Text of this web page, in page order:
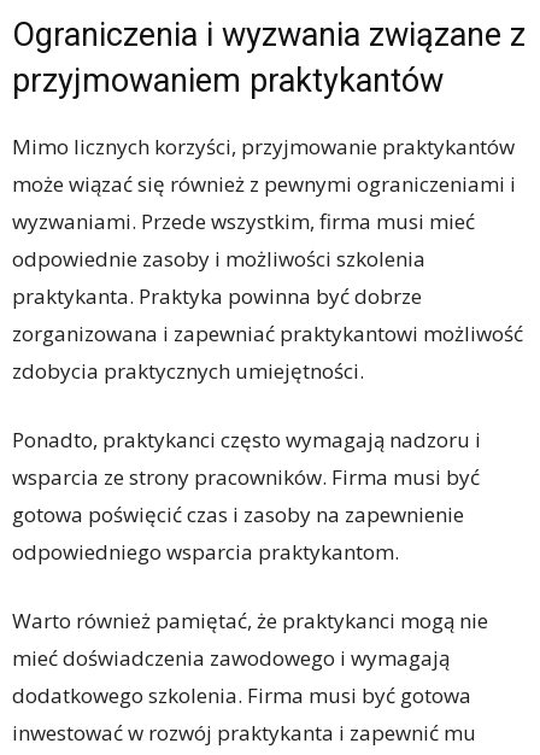
Ograniczenia i wyzwania związane z
przyjmowaniem praktykantów
Mimo licznych korzyści, przyjmowanie praktykantów
może wiązać się również z pewnymi ograniczeniami i
wyzwaniami. Przede wszystkim, firma musi mieć
odpowiednie zasoby i możliwości szkolenia
praktykanta. Praktyka powinna być dobrze
zorganizowana i zapewniać praktykantowi możliwość
zdobycia praktycznych umiejętności.
Ponadto, praktykanci często wymagają nadzoru i
wsparcia ze strony pracowników. Firma musi być
gotowa poświęcić czas i zasoby na zapewnienie
odpowiedniego wsparcia praktykantom.
Warto również pamiętać, że praktykanci mogą nie
mieć doświadczenia zawodowego i wymagają
dodatkowego szkolenia. Firma musi być gotowa
inwestować w rozwój praktykanta i zapewnić mu